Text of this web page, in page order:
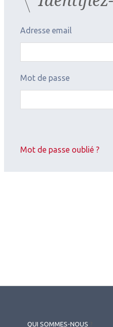
Adresse email
Mot de passe
Mot de passe oublié ?
QUI SOMMES-NOUS